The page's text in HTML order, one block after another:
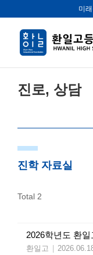
미
진로, 상담
진학 자료실
Total 2
환일고